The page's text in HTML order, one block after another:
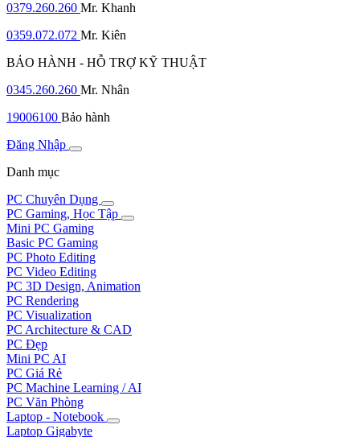
0379.260.260 Mr. Khanh
0359.072.072 Mr. Kiên
BẢO HÀNH - HỖ TRỢ KỸ THUẬT
0345.260.260 Mr. Nhân
19006100 Bảo hành
Đăng Nhập
Danh mục
PC Chuyên Dụng
PC Gaming, Học Tập
Mini PC Gaming
Basic PC Gaming
PC Photo Editing
PC Video Editing
PC 3D Design, Animation
PC Rendering
PC Visualization
PC Architecture & CAD
PC Đẹp
Mini PC AI
PC Giá Rẻ
PC Machine Learning / AI
PC Văn Phòng
Laptop - Notebook
Laptop Gigabyte